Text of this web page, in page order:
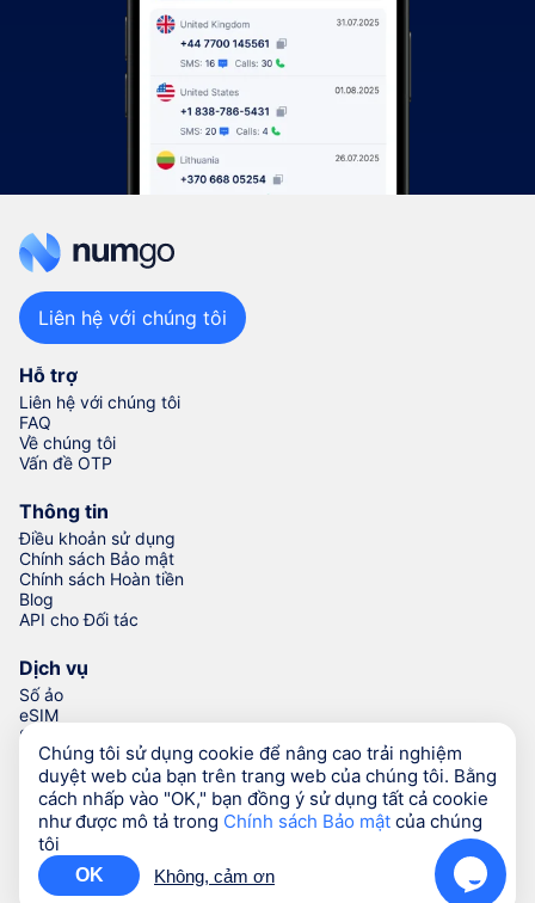
Hỗ trợ
Liên hệ với chúng tôi
FAQ
Về chúng tôi
Vấn đề OTP
Thông tin
Điều khoản sử dụng
Chính sách Bảo mật
Chính sách Hoàn tiền
Blog
API cho Đối tác
Dịch vụ
Số ảo
eSIM
Số để xác minh
Trình Tạo Số Điện thoại
Liên hệ với chúng tôi
© Numgo LLP,2026
(Stoney Works, 8 Stoney Lane, London,
United Kingdom, SE19 3BD)
Chúng tôi sử dụng cookie để nâng cao trải nghiệm
duyệt web của bạn trên trang web của chúng tôi. Bằng
cách nhấp vào "OK," bạn đồng ý sử dụng tất cả cookie
như được mô tả trong Chính sách Bảo mật của chúng
tôi
OK Không, cảm ơn